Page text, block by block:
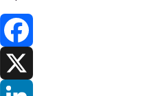
Facebook